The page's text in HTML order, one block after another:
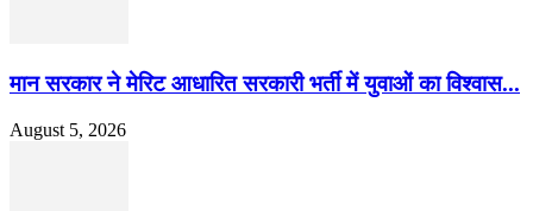
मान सरकार ने मेरिट आधारित सरकारी भर्ती में युवाओं का विश्वास...
August 5, 2026